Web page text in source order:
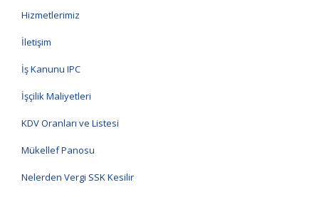
Hizmetlerimiz
İletişim
İş Kanunu IPC
İşçilik Maliyetleri
KDV Oranları ve Listesi
Mükellef Panosu
Nelerden Vergi SSK Kesilir